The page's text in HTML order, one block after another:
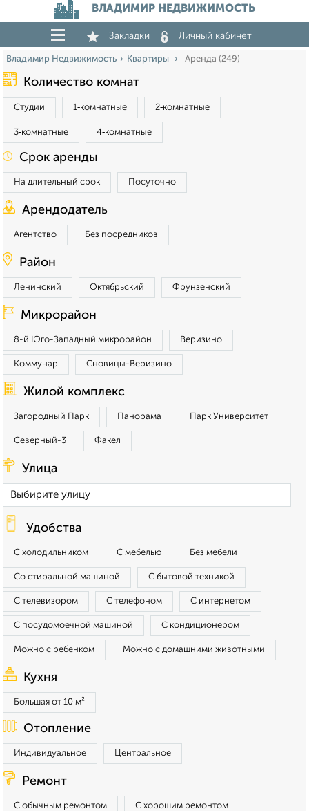
ВЛАДИМИР НЕДВИЖИМОСТЬ
Закладки Личный кабинет
Владимир Недвижимость Квартиры Аренда (249)
Количество комнат
Студии 1‑комнатные 2‑комнатные
3‑комнатные 4‑комнатные
Срок аренды
На длительный срок Посуточно
Арендодатель
Агентство Без посредников
Район
Ленинский Октябрьский Фрунзенский
Микрорайон
8-й Юго-Западный микрорайон Веризино
Коммунар Сновицы-Веризино
Жилой комплекс
Загородный Парк Панорама Парк Университет
Северный-3 Факел
Улица
Удобства
С холодильником С мебелью Без мебели
Со стиральной машиной С бытовой техникой
С телевизором С телефоном С интернетом
С посудомоечной машиной С кондиционером
Можно с ребенком Можно с домашними животными
Кухня
Большая от 10 м²
Отопление
Индивидуальное Центральное
Ремонт
С обычным ремонтом С хорошим ремонтом